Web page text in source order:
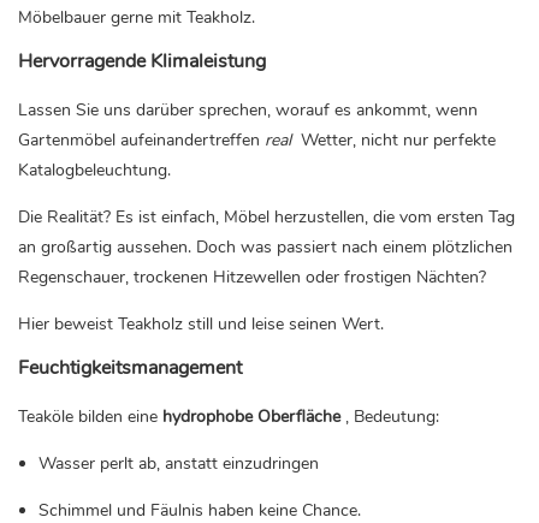
Möbelbauer gerne mit Teakholz.
Hervorragende Klimaleistung
Lassen Sie uns darüber sprechen, worauf es ankommt, wenn
Gartenmöbel aufeinandertreffen real Wetter, nicht nur perfekte
Katalogbeleuchtung.
Die Realität? Es ist einfach, Möbel herzustellen, die vom ersten Tag
an großartig aussehen. Doch was passiert nach einem plötzlichen
Regenschauer, trockenen Hitzewellen oder frostigen Nächten?
Hier beweist Teakholz still und leise seinen Wert.
Feuchtigkeitsmanagement
Teaköle bilden eine hydrophobe Oberfläche , Bedeutung:
Wasser perlt ab, anstatt einzudringen
Schimmel und Fäulnis haben keine Chance.